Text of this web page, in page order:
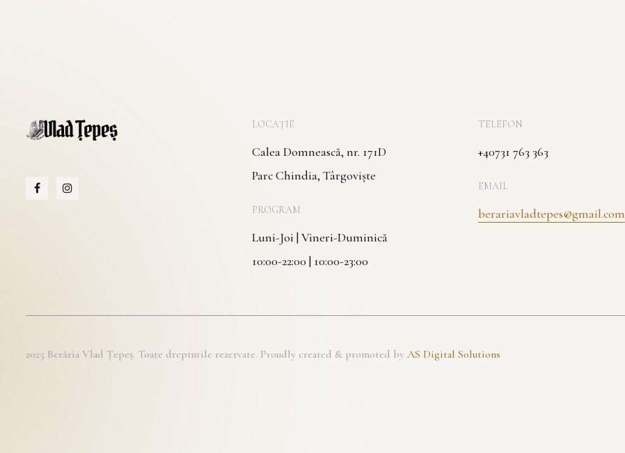
LOCAȚIE
Calea Domnească, nr. 171D
Parc Chindia, Târgoviște
PROGRAM
Luni-Joi | Vineri-Duminică
10:00-22:00 | 10:00-23:00
TELEFON
+40731 763 363
EMAIL
berariavladtepes@gmail.com
2025 Berăria Vlad Țepeș. Toate drepturile rezervate. Proudly created & promoted by AS Digital Solutions